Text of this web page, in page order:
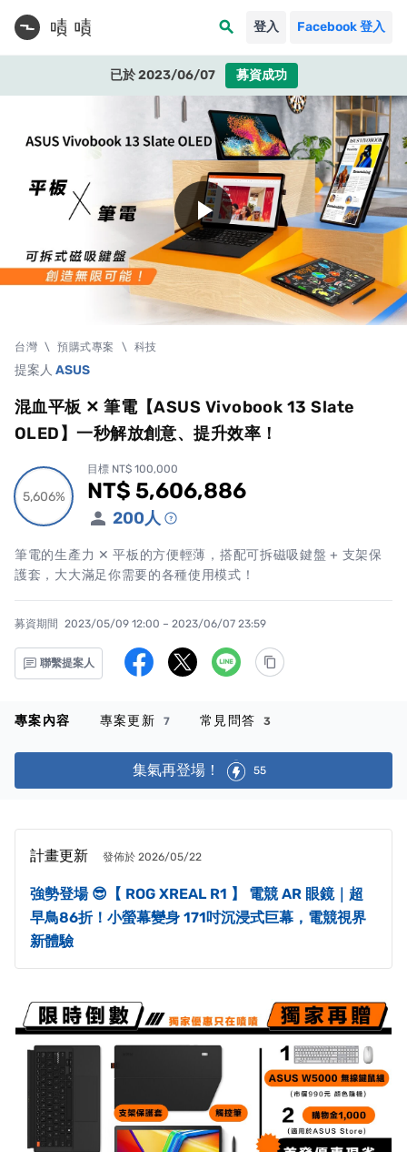
search 登入 Facebook 登入
已於 2023/06/07 募資成功
play_arrow
台灣 \ 預購式專案 \ 科技
提案人 ASUS
混血平板 ✕ 筆電【ASUS Vivobook 13 Slate
OLED】一秒解放創意、提升效率！
5,606%
5,606%
目標 NT$ 100,000
累計集資金額
NT$ 5,606,886
200人
筆電的生產力 ✕ 平板的方便輕薄，搭配可拆磁吸鍵盤 + 支架保
護套，大大滿足你需要的各種使用模式！
募資期間 2023/05/09 12:00 – 2023/06/07 23:59
聯繫提案人
專案內容 專案更新 7 常見問答 3
集氣再登場！ 55
計畫更新 發佈於 2026/05/22
強勢登場 😎【 ROG XREAL R1 】 電競 AR 眼鏡｜超
早鳥86折！小螢幕變身 171吋沉浸式巨幕，電競視界
新體驗